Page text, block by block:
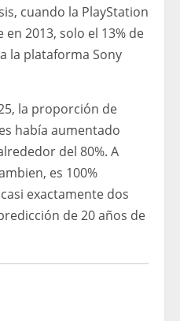
cuando la PlayStation
2013, solo el 13% de
la plataforma Sony
la proporción de
había aumentado
del 80%. A
es 100%
exactamente dos
de 20 años de